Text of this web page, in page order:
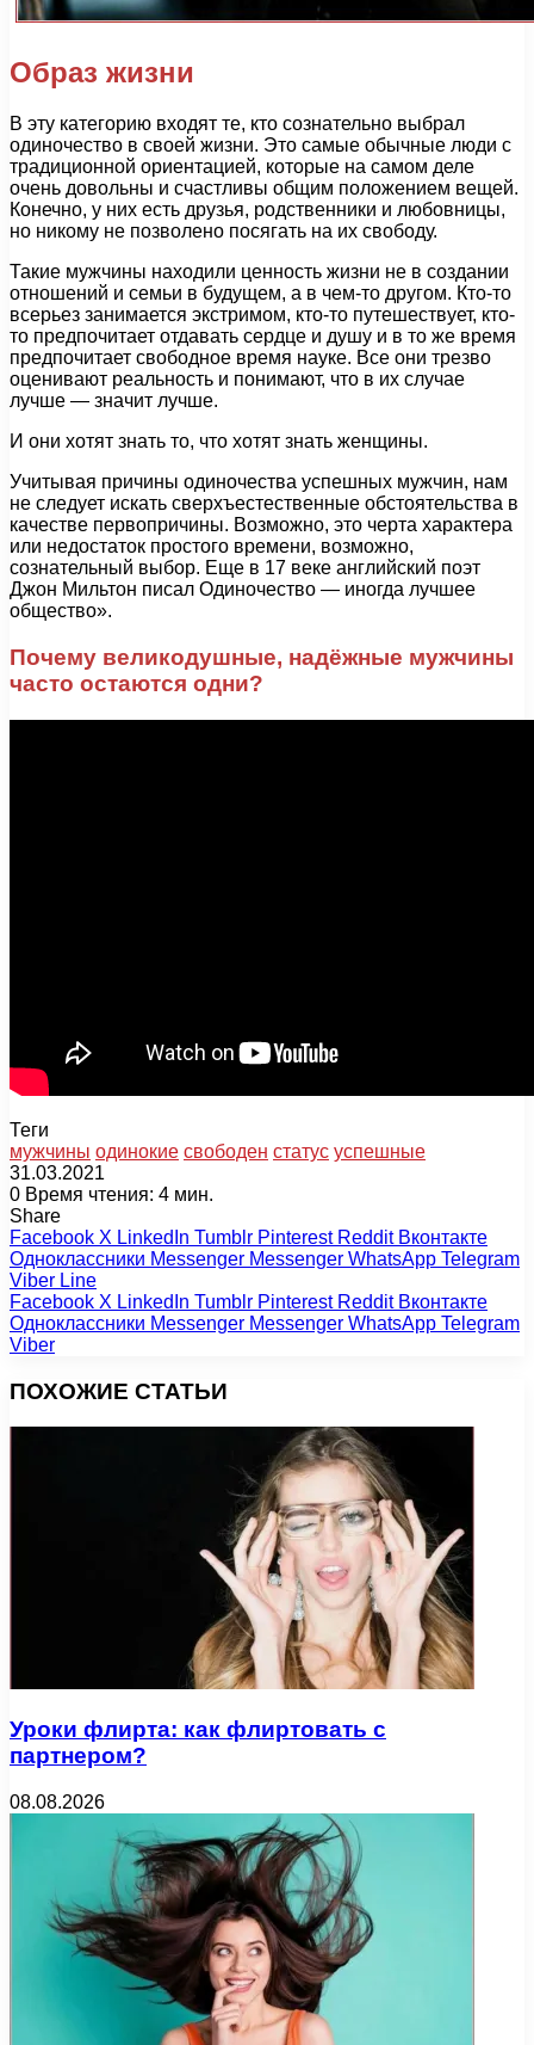
Образ жизни
В эту категорию входят те, кто сознательно выбрал
одиночество в своей жизни. Это самые обычные люди с
традиционной ориентацией, которые на самом деле
очень довольны и счастливы общим положением вещей.
Конечно, у них есть друзья, родственники и любовницы,
но никому не позволено посягать на их свободу.
Такие мужчины находили ценность жизни не в создании
отношений и семьи в будущем, а в чем-то другом. Кто-то
всерьез занимается экстримом, кто-то путешествует, кто-
то предпочитает отдавать сердце и душу и в то же время
предпочитает свободное время науке. Все они трезво
оценивают реальность и понимают, что в их случае
лучше — значит лучше.
И они хотят знать то, что хотят знать женщины.
Учитывая причины одиночества успешных мужчин, нам
не следует искать сверхъестественные обстоятельства в
качестве первопричины. Возможно, это черта характера
или недостаток простого времени, возможно,
сознательный выбор. Еще в 17 веке английский поэт
Джон Мильтон писал Одиночество — иногда лучшее
общество».
Почему великодушные, надёжные мужчины
часто остаются одни?
Теги
мужчины одинокие свободен статус успешные
31.03.2021
0 Время чтения: 4 мин.
Share
Facebook X LinkedIn Tumblr Pinterest Reddit Вконтакте
Одноклассники Messenger Messenger WhatsApp Telegram
Viber Line
Facebook X LinkedIn Tumblr Pinterest Reddit Вконтакте
Одноклассники Messenger Messenger WhatsApp Telegram
Viber
ПОХОЖИЕ СТАТЬИ
Уроки флирта: как флиртовать с
партнером?
08.08.2026